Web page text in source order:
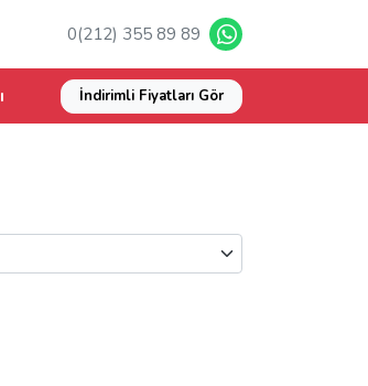
0(212) 355 89 89
İndirimli Fiyatları Gör